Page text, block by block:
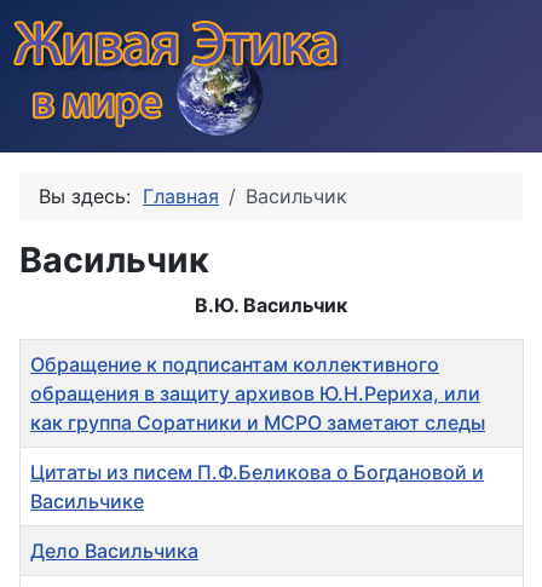
Вы здесь: Главная Васильчик
Васильчик
В.Ю. Васильчик
Заголовок
Обращение к подписантам коллективного
обращения в защиту архивов Ю.Н.Рериха, или
как группа Соратники и МСРО заметают следы
Цитаты из писем П.Ф.Беликова о Богдановой и
Васильчике
Дело Васильчика